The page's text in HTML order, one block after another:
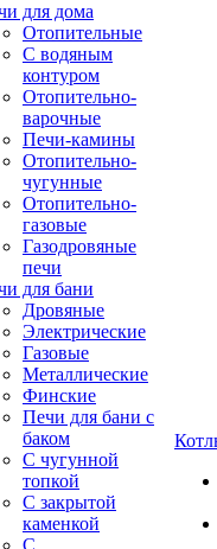
для дома
Отопительные
C водяным
контуром
Отопительно-
варочные
Печи-камины
Отопительно-
чугунные
Отопительно-
газовые
Газодровяные
печи
для бани
Дровяные
Электрические
Газовые
Металлические
Финские
Печи для бани с
баком
С чугунной
топкой
С закрытой
каменкой
С